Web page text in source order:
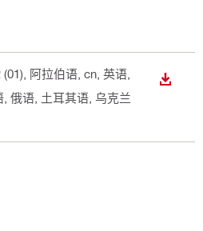
, 阿拉伯语, cn, 英语,
俄语, 土耳其语, 乌克兰
下載